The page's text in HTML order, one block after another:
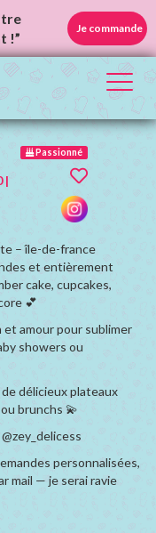
!”
Je commande
Passionné
|
– île-de-france
et entièrement
cake, cupcakes,
💕
amour pour sublimer
showers ou
délicieux plateaux
brunchs 💫
personnalisées,
mail — je serai ravie